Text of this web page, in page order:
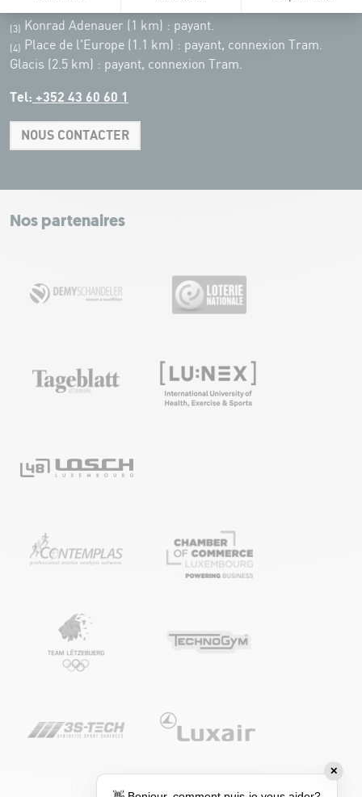
(3) Konrad Adenauer (1 km) : payant.
(4)
Place de l'Europe (1.1 km) : payant, connexion Tram.
Glacis (2.5 km) : payant, connexion Tram.
Tel: +352 43 60 60 1
NOUS CONTACTER
+
−
Leaflet|Map tiles by Carto, under CC BY 3.0. Data by OpenStreetMap, under
Nos partenaires
✕